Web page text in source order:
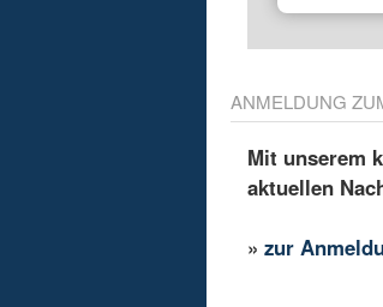
ANMELDUNG
Mit unserem
aktuellen
»zur